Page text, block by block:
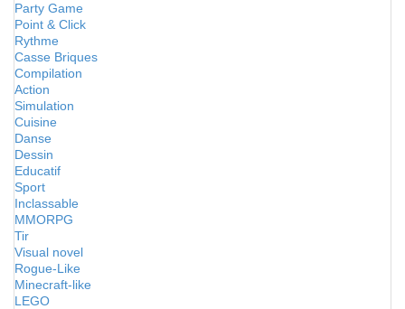
Party Game
Point & Click
Rythme
Casse Briques
Compilation
Action
Simulation
Cuisine
Danse
Dessin
Educatif
Sport
Inclassable
MMORPG
Tir
Visual novel
Rogue-Like
Minecraft-like
LEGO